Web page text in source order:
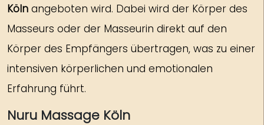
Köln angeboten wird. Dabei wird der Körper des
Masseurs oder der Masseurin direkt auf den
Körper des Empfängers übertragen, was zu einer
intensiven körperlichen und emotionalen
Erfahrung führt.
Nuru Massage Köln